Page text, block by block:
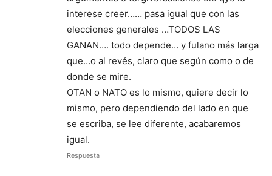
interese creer…… pasa igual que con las
elecciones generales …TODOS LAS
GANAN…. todo depende… y fulano más larga
que…o al revés, claro que según como o de
donde se mire.
OTAN o NATO es lo mismo, quiere decir lo
mismo, pero dependiendo del lado en que
se escriba, se lee diferente, acabaremos
igual.
Respuesta